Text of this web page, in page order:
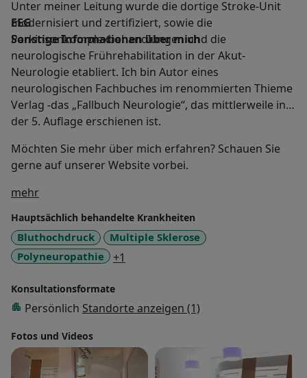
EEG
Sonstige Informationen über mich
Unter meiner Leitung wurde die dortige Stroke-Unit
modernisiert und zertifiziert, sowie die
Parkinsonkomplexbehandlungen und die
neurologische Frührehabilitation in der Akut-
Neurologie etabliert. Ich bin Autor eines
neurologischen Fachbuches im renommierten Thieme
Verlag -das „Fallbuch Neurologie“, das mittlerweile in
der 5. Auflage erschienen ist.
Möchten Sie mehr über mich erfahren? Schauen Sie
gerne auf unserer Website vorbei.
mehrÜber mich
Hauptsächlich behandelte Krankheiten
Bluthochdruck
Multiple Sklerose
Polyneuropathie
+1
Konsultationsformate
Persönlich Standorte anzeigen (1)
Fotos und Videos